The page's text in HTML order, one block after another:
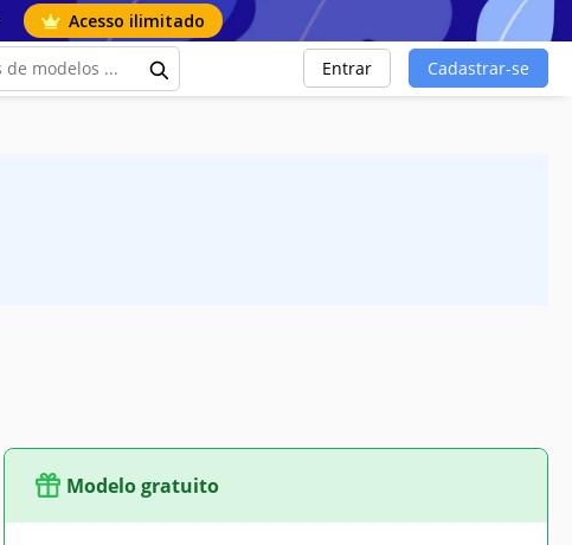
Acesso ilimitado
Entrar Cadastrar-se
Modelo gratuito